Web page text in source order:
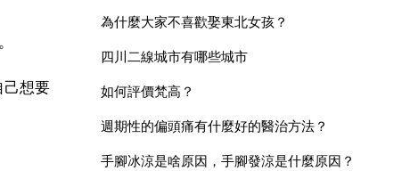
己想要
為什麼大家不喜歡娶東北女孩？
四川二線城市有哪些城市
如何評價梵高？
週期性的偏頭痛有什麼好的醫治方法？
手腳冰涼是啥原因，手腳發涼是什麼原因？